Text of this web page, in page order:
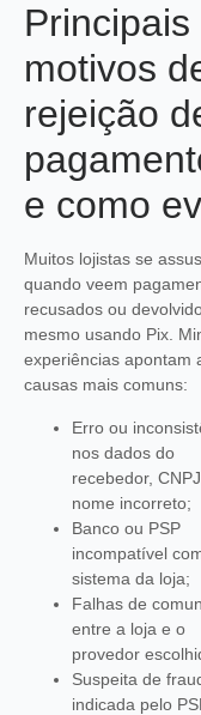
Principais
motivos
rejeição
e como
Muitos lojistas se
quando veem
recusados ou
mesmo usando Pix.
experiências apontam
causas mais comuns:
Erro ou
nos dados do
recebedor,
nome incorreto;
Banco ou PSP
incompatível
sistema da loja;
Falhas de
entre a loja e o
provedor
Suspeita de
indicada pelo